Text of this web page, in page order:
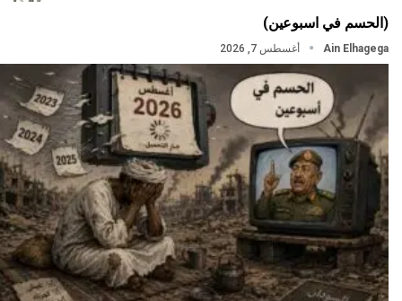
(الحسم في اسبوعين)
Ain Elhagega أغسطس 7, 2026